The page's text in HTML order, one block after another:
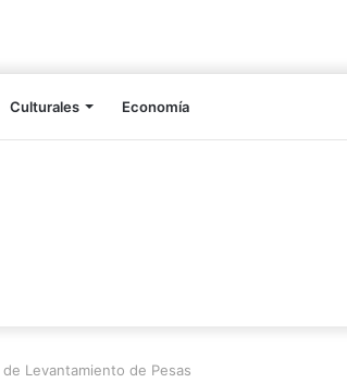
Culturales Economía
Levantamiento de Pesas